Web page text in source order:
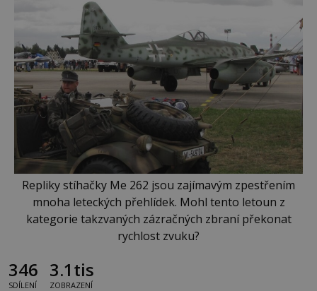
Repliky stíhačky Me 262 jsou zajímavým zpestřením
mnoha leteckých přehlídek. Mohl tento letoun z
kategorie takzvaných zázračných zbraní překonat
rychlost zvuku?
346
SDÍLENÍ
3.1tis
ZOBRAZENÍ